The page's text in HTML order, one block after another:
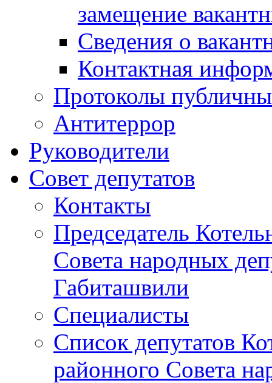
замещение
Сведения о
Контактная
Протоколы
Антитеррор
Руководители
Совет депутатов
Контакты
Председатель
Совета народных
Габиташвили
Специалисты
Список депутатов
районного Совета